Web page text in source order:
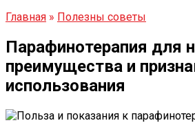
Главная » Полезны советы
Парафинотерапия для
преимущества и
использования